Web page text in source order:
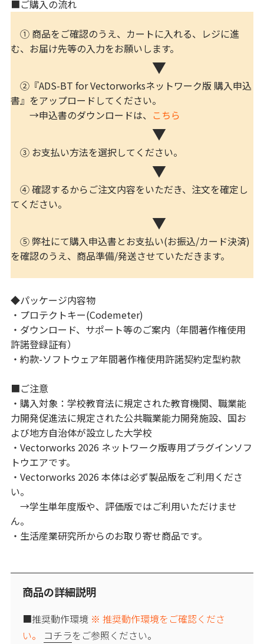
■ご購入の流れ
① 商品をご確認のうえ、カートに入れる、レジに進
む、お届け先等の入力をお願いします。
▼
②『ADS-BT for Vectorworksネットワーク版 購入申込
書』をアップロードしてください。
→申込書のダウンロードは、 こちら
▼
③ お支払い方法を選択してください。
▼
④ 確認するからご注文内容をいただき、注文を確定し
てください。
▼
⑤ 弊社にて購入申込書とお支払い(お振込/カード決済)
を確認のうえ、商品準備/発送させていただきます。
◆パッケージ内容物
・プロテクトキー(Codemeter)
・ダウンロード、サポート等のご案内（年間著作権使用
許諾登録証有）
・約款-ソフトウェア年間著作権使用許諾契約定型約款
■ご注意
・購入対象：学校教育法に規定された教育機関、職業能
力開発促進法に規定された公共職業能力開発施設、国お
よび地方自治体が設立した大学校
・Vectorworks 2026 ネットワーク版専用プラグインソフ
トウエアです。
・Vectorworks 2026 本体は必ず製品版をご利用くださ
い。
→学生単年度版や、評価版ではご利用いただけませ
ん。
・生活産業研究所からのお取り寄せ商品です。
商品の詳細説明
■推奨動作環境 ※ 推奨動作環境をご確認くださ
い。
コチラをご参照ください。